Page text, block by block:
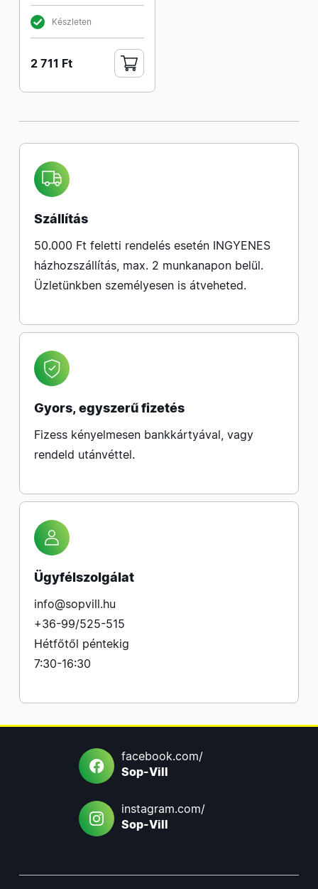
Készleten
2 711 Ft
Szállítás
50.000 Ft feletti rendelés esetén INGYENES
házhozszállítás, max. 2 munkanapon belül.
Üzletünkben személyesen is átveheted.
Gyors, egyszerű fizetés
Fizess kényelmesen bankkártyával, vagy
rendeld utánvéttel.
Ügyfélszolgálat
info@sopvill.hu
+36-99/525-515
Hétfőtől péntekig
7:30-16:30
facebook.com/
Sop-Vill
instagram.com/
Sop-Vill